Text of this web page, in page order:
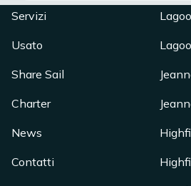
Servizi
Usato
Share Sail
Charter
News
Contatti